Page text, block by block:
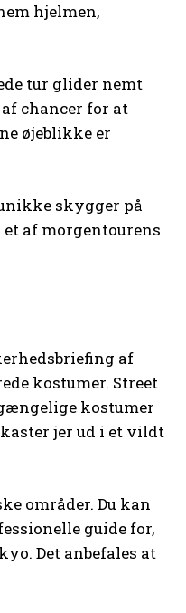
hjelmen,
tur glider nemt
chancer for at
øjeblikke er
skygger på
af morgentourens
af
kostumer. Street
kostumer
jer ud i et vildt
områder. Du kan
guide for,
Det anbefales at